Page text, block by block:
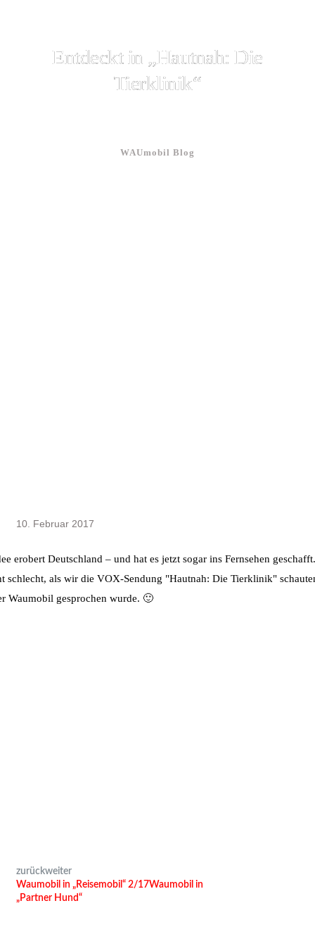
Entdeckt in „Hautnah: Die
Tierklinik“
WAUmobil Blog
10. Februar 2017
erobert Deutschland – und hat es jetzt sogar ins Fernsehen geschafft.
schlecht, als wir die VOX-Sendung "Hautnah: Die Tierklinik"
Waumobil gesprochen wurde. 🙂
zurückweiter
Waumobil in „Reisemobil“ 2/17Waumobil in
„Partner Hund“